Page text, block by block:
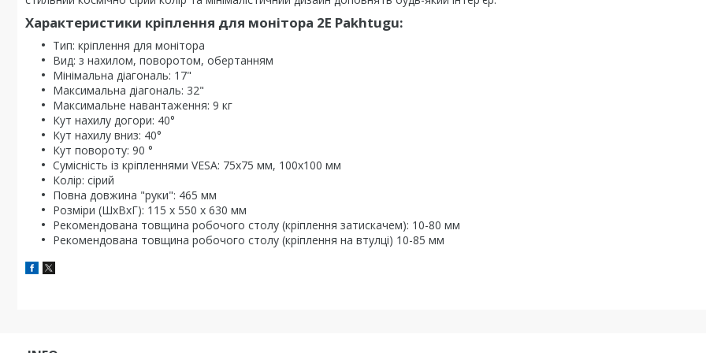
Характеристики кріплення для монітора 2E Pakhtugu:
Тип: кріплення для монітора
Вид: з нахилом, поворотом, обертанням
Мінімальна діагональ: 17"
Максимальна діагональ: 32"
Максимальне навантаження: 9 кг
Кут нахилу догори: 40°
Кут нахилу вниз: 40°
Кут повороту: 90 °
Сумісність із кріпленнями VESA: 75x75 мм, 100x100 мм
Колір: сірий
Повна довжина "руки": 465 мм
Розміри (ШхВхГ): 115 x 550 x 630 мм
Рекомендована товщина робочого столу (кріплення затискачем): 10-80 мм
Рекомендована товщина робочого столу (кріплення на втулці) 10-85 мм